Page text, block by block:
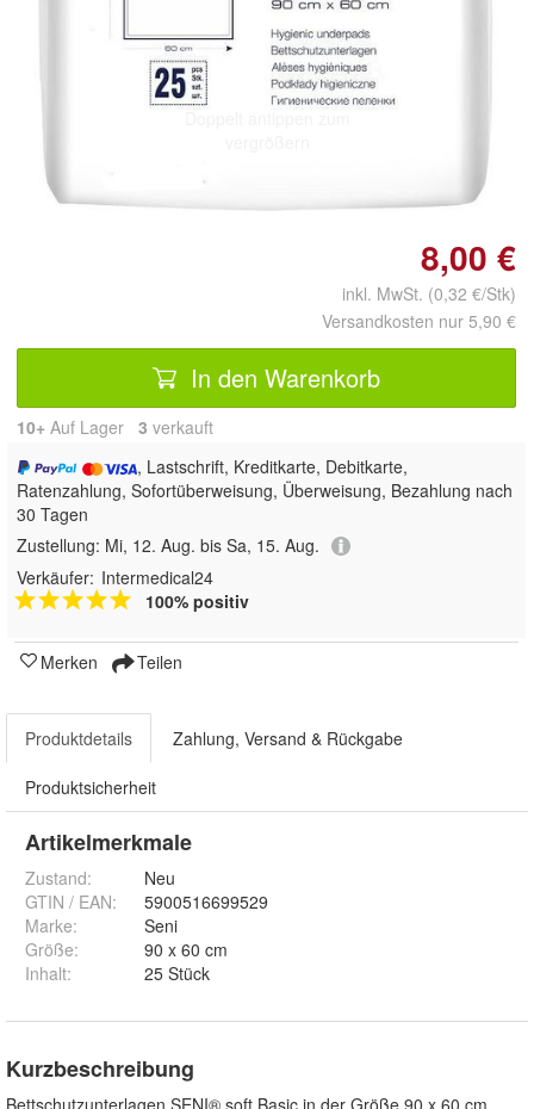
8,00 €
inkl. MwSt. (0,32 €/Stk)
Versandkosten nur 5,90 €
In den Warenkorb
10+ Auf Lager 3 verkauft
, Lastschrift, Kreditkarte, Debitkarte,
Ratenzahlung, Sofortüberweisung, Überweisung, Bezahlung nach
30 Tagen
Zustellung: Mi, 12. Aug. bis Sa, 15. Aug.
Verkäufer: Intermedical24
100% positiv
Merken Teilen
Produktdetails Zahlung, Versand & Rückgabe
Produktsicherheit
Artikelmerkmale
Zustand:
Neu
GTIN / EAN:
5900516699529
Marke:
Seni
Größe:
90 x 60 cm
Inhalt: 25 Stück
Kurzbeschreibung